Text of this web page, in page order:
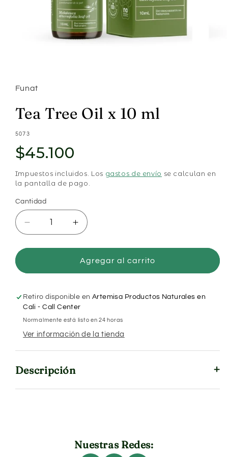
1
en
ventana
modal
Funat
Tea Tree Oil x 10 ml
SKU:
5073
$45.100
Impuestos incluidos. Los gastos de envío se calculan en
la pantalla de pago.
Cantidad
Cantidad
Reducir
cantidad
para
Tree
x
10
ml
Aumentar
cantidad
para
Tea
Tree
x
10
ml
Agregar al carrito
Retiro disponible en Artemisa Productos Naturales en
Cali - Call Center
Normalmente está listo en 24 horas
Ver información de la tienda
Descripción
Nuestras Redes: